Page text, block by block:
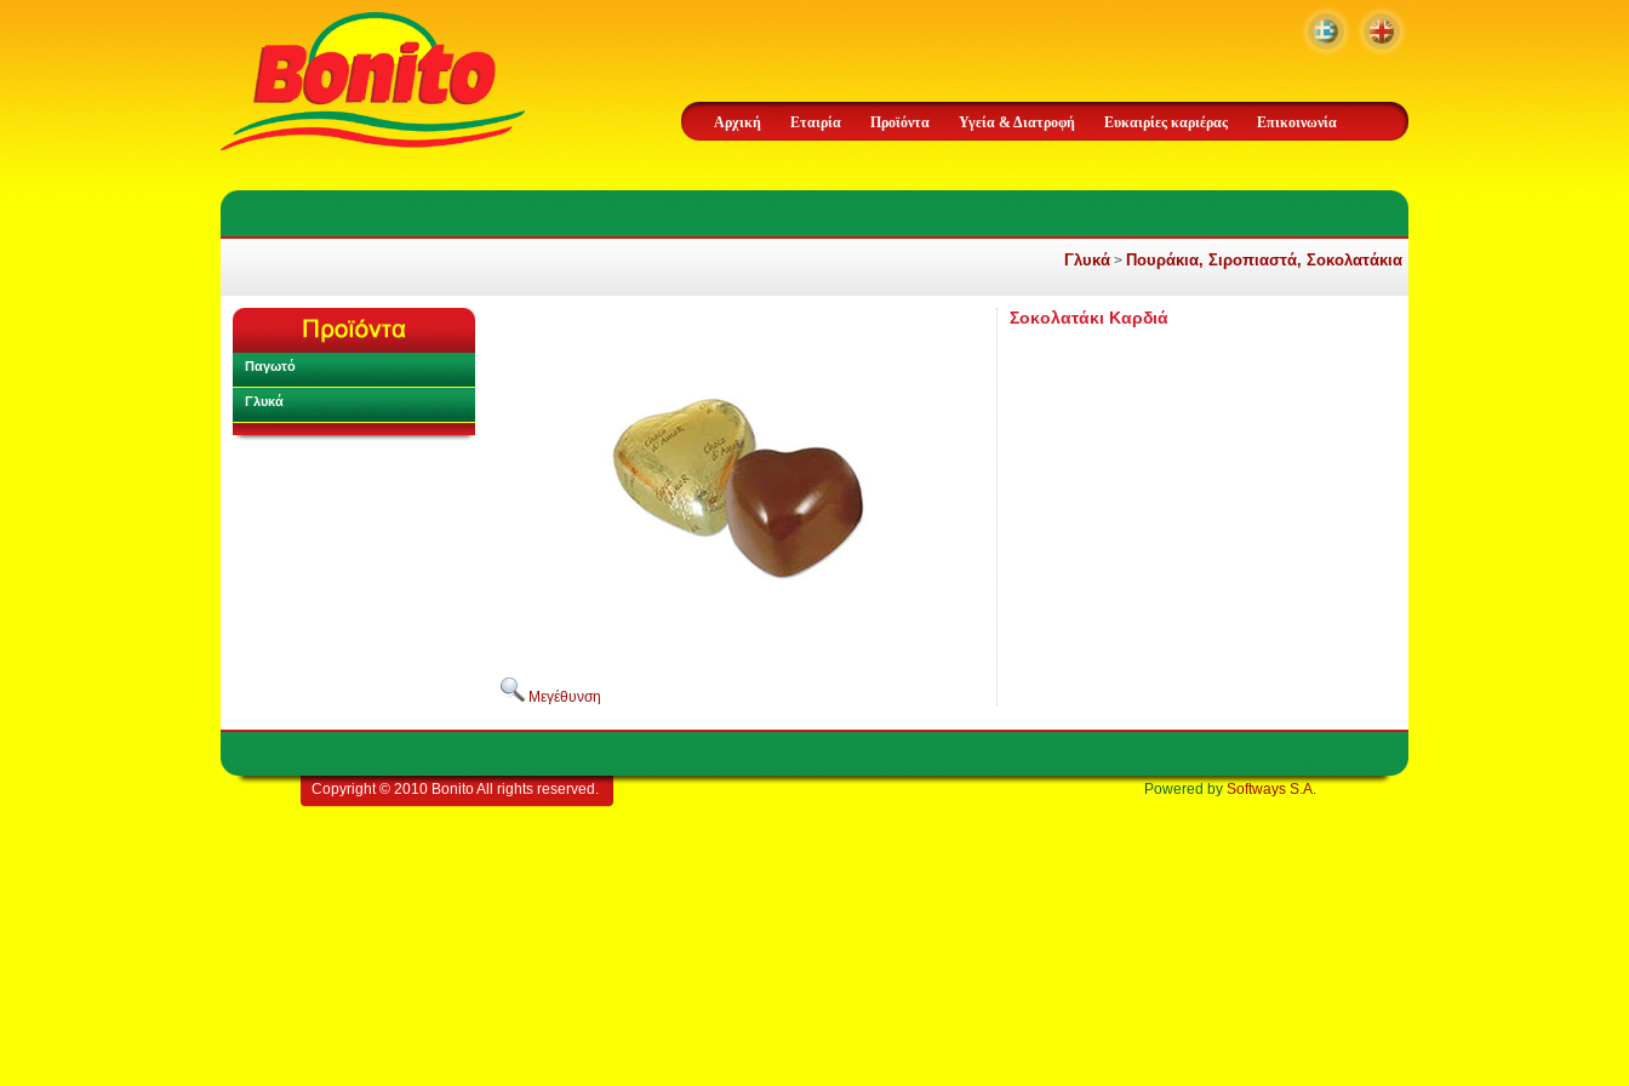
Αρχική Εταιρία Προϊόντα Υγεία & Διατροφή Ευκαιρίες καριέρας Επικοινωνία
Γλυκά > Πουράκια, Σιροπιαστά, Σοκολατάκια
Παγωτό
Γλυκά
Μεγέθυνση
Σοκολατάκι Καρδιά
Copyright © 2010 Bonito All rights reserved. Powered by Softways S.A.